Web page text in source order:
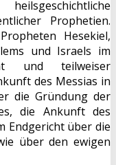
Prophetien.
Hesekiel,
und Israels im
und teilweiser
des Messias in
die Gründung der
die Ankunft des
Endgericht über die
über den ewigen